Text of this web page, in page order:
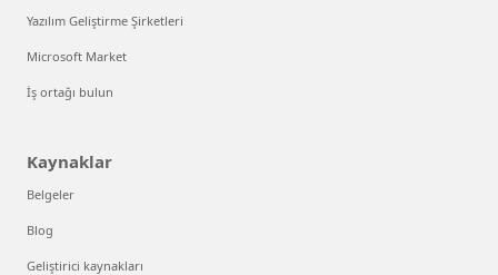
Yazılım Geliştirme Şirketleri
Microsoft Market
İş ortağı bulun
Kaynaklar
Belgeler
Blog
Geliştirici kaynakları